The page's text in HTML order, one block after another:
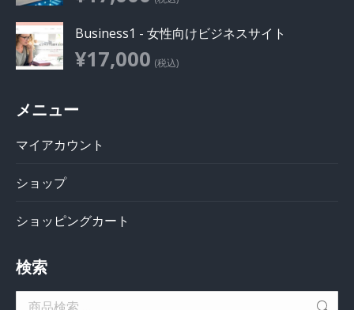
Business1 - 女性向けビジネスサイト
¥17,000 (税込)
メニュー
マイアカウント
ショップ
ショッピングカート
検索